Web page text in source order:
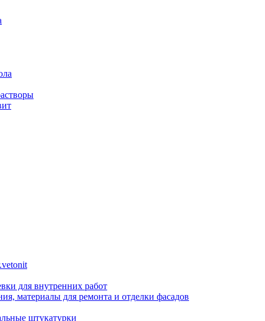
для внутренних работ
материалы для ремонта и отделки фасадов
штукатурки